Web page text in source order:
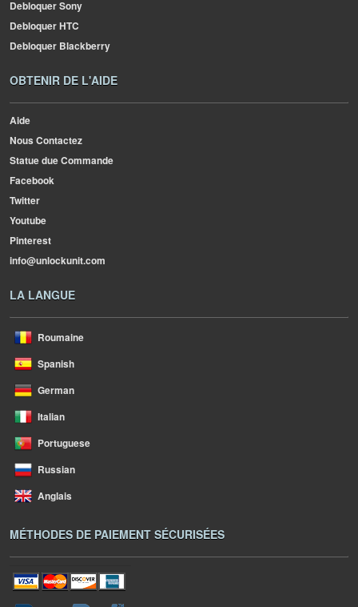
Debloquer Sony
Debloquer HTC
Debloquer Blackberry
OBTENIR DE L'AIDE
Aide
Nous Contactez
Statue due Commande
Facebook
Twitter
Youtube
Pinterest
info@unlockunit.com
LA LANGUE
Roumaine
Spanish
German
Italian
Portuguese
Russian
Anglais
MÉTHODES DE PAIEMENT SÉCURISÉES